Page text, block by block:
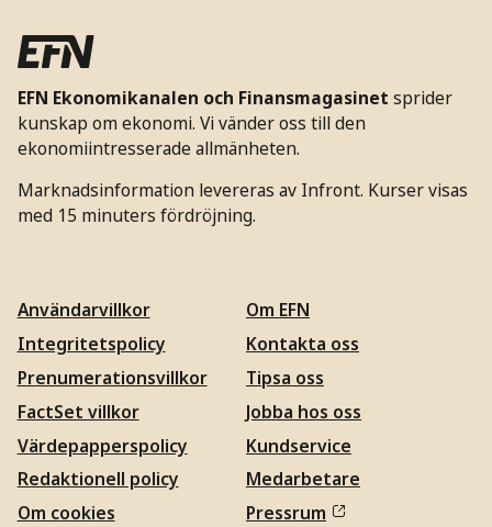
EFN Ekonomikanalen och Finansmagasinet sprider
kunskap om ekonomi. Vi vänder oss till den
ekonomiintresserade allmänheten.
Marknadsinformation levereras av Infront. Kurser visas
med 15 minuters fördröjning.
Användarvillkor
Integritetspolicy
Prenumerationsvillkor
FactSet villkor
Värdepapperspolicy
Redaktionell policy
Om cookies
Om EFN
Kontakta oss
Tipsa oss
Jobba hos oss
Kundservice
Medarbetare
Pressrum